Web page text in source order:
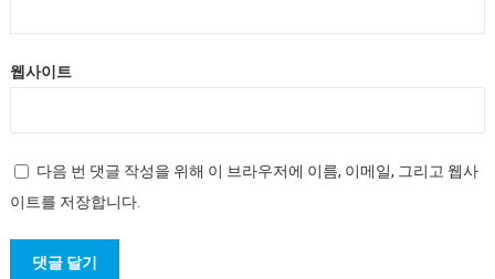
웹사이트
다음 번 댓글 작성을 위해 이 브라우저에 이름, 이메일, 그리고 웹사
이트를 저장합니다.